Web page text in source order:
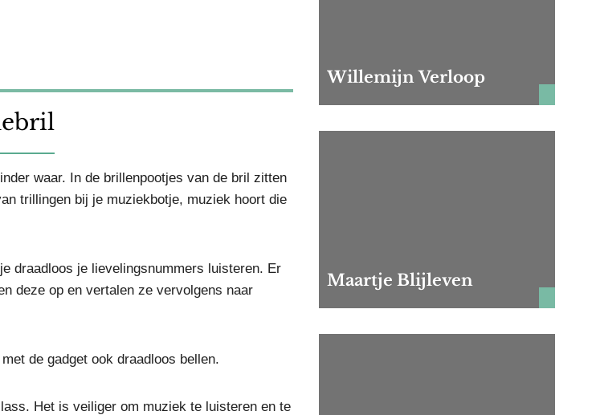
waar. In de brillenpootjes van de bril zitten
trillingen bij je muziekbotje, muziek hoort die
draadloos je lievelingsnummers luisteren. Er
deze op en vertalen ze vervolgens naar
de gadget ook draadloos bellen.
Het is veiliger om muziek te luisteren en te
Willemijn Verloop
Maartje Blijleven